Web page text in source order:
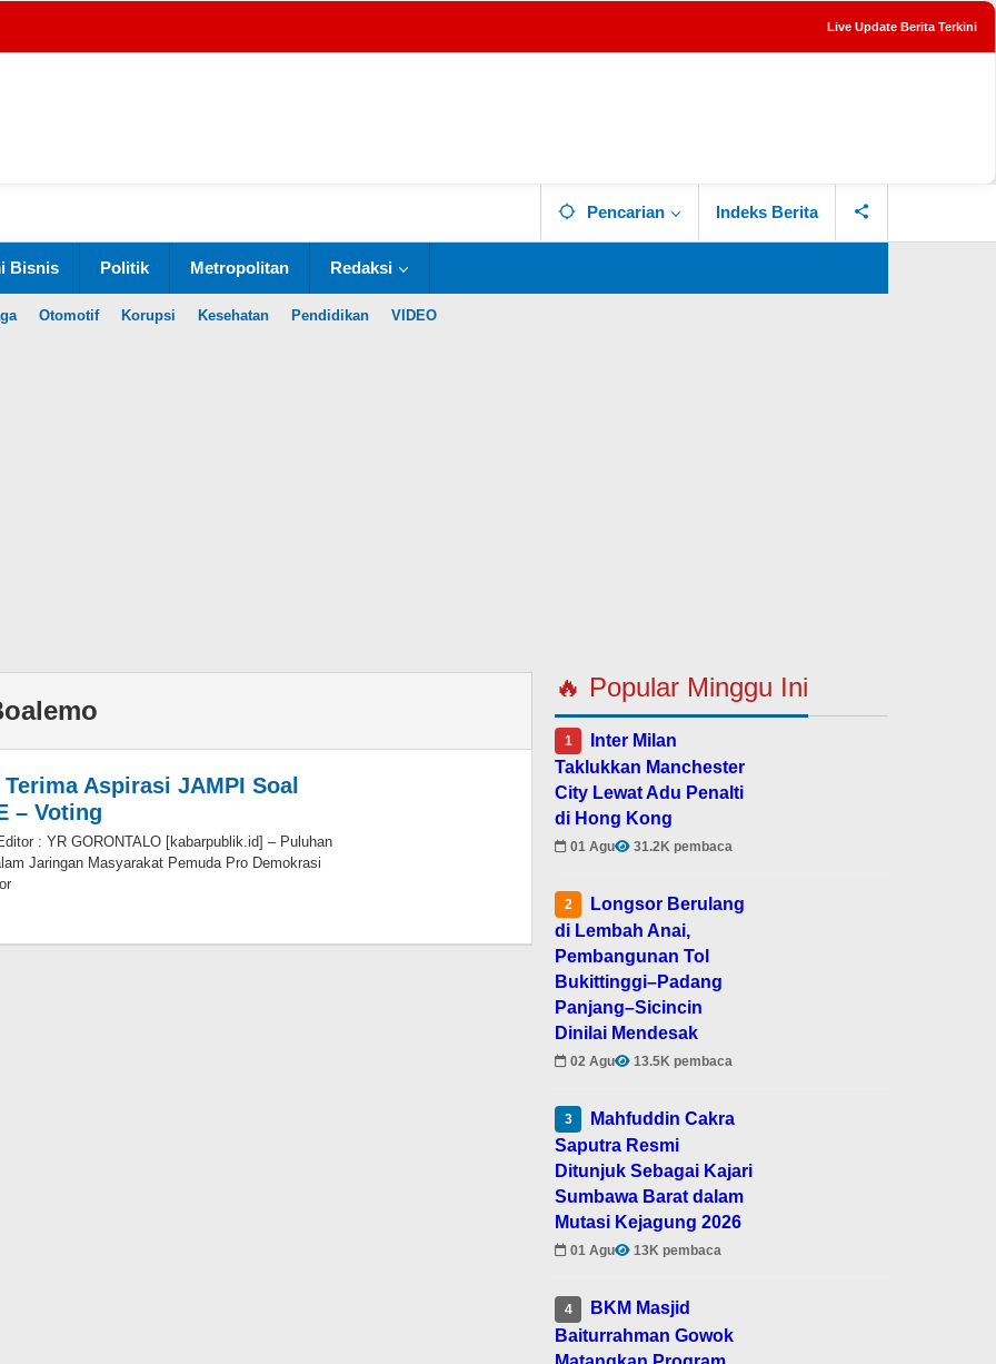
Live Update Berita Terkini
Pencarian Indeks Berita
Bisnis Politik Metropolitan Redaksi
Otomotif Korupsi Kesehatan Pendidikan VIDEO
Aspirasi JAMPI Soal
– Voting
: YR GORONTALO [kabarpublik.id] – Puluhan
Jaringan Masyarakat Pemuda Pro Demokrasi
🔥 Popular Minggu Ini
1
Inter Milan
Taklukkan Manchester
City Lewat Adu Penalti
di Hong Kong
01 Agu 31.2K pembaca
2
Longsor Berulang
di Lembah Anai,
Pembangunan Tol
Bukittinggi–Padang
Panjang–Sicincin
Dinilai Mendesak
02 Agu 13.5K pembaca
3
Mahfuddin Cakra
Saputra Resmi
Ditunjuk Sebagai Kajari
Sumbawa Barat dalam
Mutasi Kejagung 2026
01 Agu 13K pembaca
4
BKM Masjid
Baiturrahman Gowok